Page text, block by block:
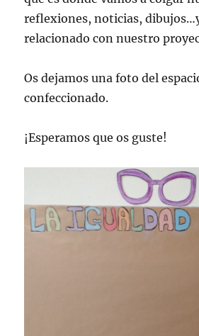
reflexiones, noticias,
relacionado con nuestro
Os dejamos una foto del
confeccionado.
¡Esperamos que os guste!